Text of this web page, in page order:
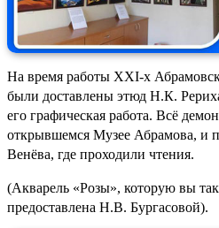
На время работы ХХI-х
были доставлены этюд Н.К.
его графическая работа. Всё
открывшемся Музее Абрамова, и
Венёва, где проходили чтения.
(Акварель «Розы», которую вы
предоставлена Н.В. Бургасовой).